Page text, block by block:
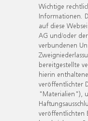
Wichtige
Informationen.
auf diese
AG und/oder
verbundenen
bereitgestellte
hierin
veröffentlichter
"Materialien"),
veröffentlichten